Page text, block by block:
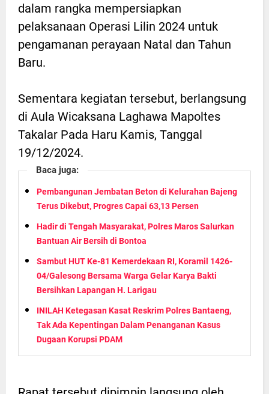
dalam rangka mempersiapkan
pelaksanaan Operasi Lilin 2024 untuk
pengamanan perayaan Natal dan Tahun
Baru.
Sementara kegiatan tersebut, berlangsung
di Aula Wicaksana Laghawa Mapoltes
Takalar Pada Haru Kamis, Tanggal
19/12/2024.
Baca juga:
Pembangunan Jembatan Beton di Kelurahan Bajeng
Terus Dikebut, Progres Capai 63,13 Persen
Hadir di Tengah Masyarakat, Polres Maros Salurkan
Bantuan Air Bersih di Bontoa
Sambut HUT Ke-81 Kemerdekaan RI, Koramil 1426-
04/Galesong Bersama Warga Gelar Karya Bakti
Bersihkan Lapangan H. Larigau
INILAH Ketegasan Kasat Reskrim Polres Bantaeng,
Tak Ada Kepentingan Dalam Penanganan Kasus
Dugaan Korupsi PDAM